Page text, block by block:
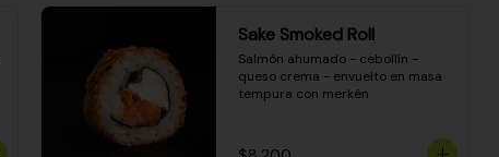
Sake Smoked Roll
Salmón ahumado - cebollín -
queso crema - envuelto en masa
tempura con merkén